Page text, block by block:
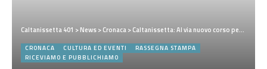
Caltanissetta 401 >News>Cronaca>Caltanissetta: Al via nuovo corso per donne in gravidanza e neo mamme
CRONACA CULTURA ED EVENTI
RASSEGNA STAMPA
RICEVIAMO E PUBBLICHIAMO